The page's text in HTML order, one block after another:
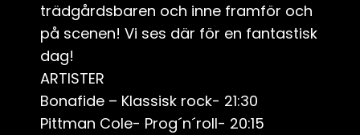
trädgårdsbaren och inne framför och
på scenen! Vi ses där för en fantastisk
dag!
ARTISTER
Bonafide – Klassisk rock- 21:30
Pittman Cole- Prog´n´roll- 20:15